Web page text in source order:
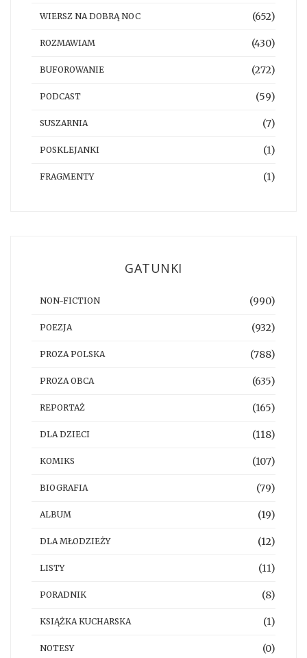
WIERSZ NA DOBRĄ NOC (652)
ROZMAWIAM (430)
BUFOROWANIE (272)
PODCAST (59)
SUSZARNIA (7)
POSKLEJANKI (1)
FRAGMENTY (1)
GATUNKI
NON-FICTION (990)
POEZJA (932)
PROZA POLSKA (788)
PROZA OBCA (635)
REPORTAŻ (165)
DLA DZIECI (118)
KOMIKS (107)
BIOGRAFIA (79)
ALBUM (19)
DLA MŁODZIEŻY (12)
LISTY (11)
PORADNIK (8)
KSIĄŻKA KUCHARSKA (1)
NOTESY (0)